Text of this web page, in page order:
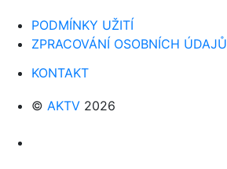
PODMÍNKY UŽITÍ
ZPRACOVÁNÍ OSOBNÍCH ÚDAJŮ
KONTAKT
© AKTV 2026